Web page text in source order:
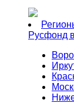
Русфонд